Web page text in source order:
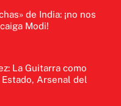
de India: ¡no nos
Modi!
La Guitarra como
Arsenal del